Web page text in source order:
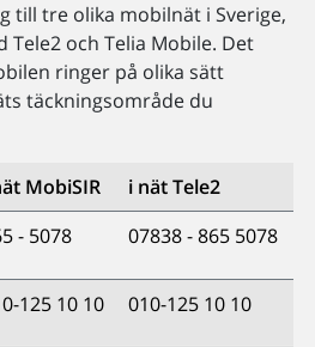
till tre olika mobilnät i Sverige,
Tele2 och Telia Mobile. Det
ringer på olika sätt
täckningsområde du
MobiSIR
i nät Tele2
- 5078 07838 - 865 5078
125 10 10 010-125 10 10